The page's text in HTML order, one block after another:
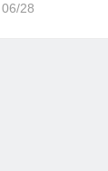
06/28